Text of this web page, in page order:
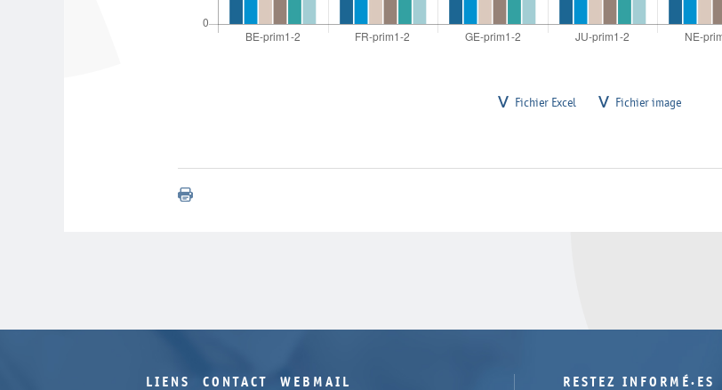
Fichier Excel Fichier image
LIENS CONTACT WEBMAIL RESTEZ INFORMÉ·ES